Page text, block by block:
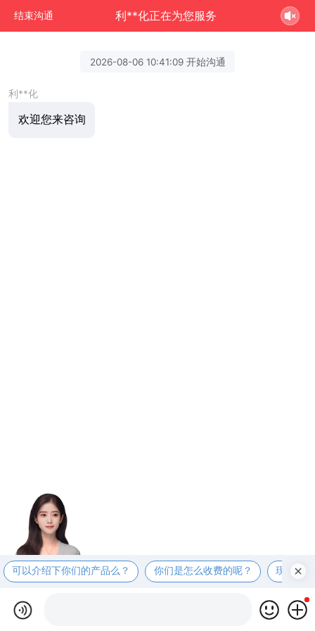
结束沟通 利**化正在为您服务
2026-08-06 10:41:09 开始沟通
利**化
欢迎您来咨询
可以介绍下你们的产品么？ 你们是怎么收费的呢？ 现在有